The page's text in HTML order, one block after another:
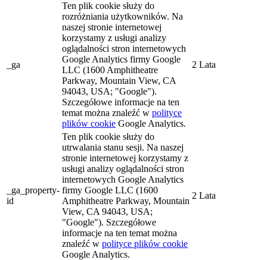
_ga
Ten plik cookie służy do
rozróżniania użytkowników. Na
naszej stronie internetowej
korzystamy z usługi analizy
oglądalności stron internetowych
Google Analytics firmy Google
LLC (1600 Amphitheatre
Parkway, Mountain View, CA
94043, USA; "Google").
Szczegółowe informacje na ten
temat można znaleźć w polityce
plików cookie Google Analytics.
2 Lata
_ga_property-
id
Ten plik cookie służy do
utrwalania stanu sesji. Na naszej
stronie internetowej korzystamy z
usługi analizy oglądalności stron
internetowych Google Analytics
firmy Google LLC (1600
Amphitheatre Parkway, Mountain
View, CA 94043, USA;
"Google"). Szczegółowe
informacje na ten temat można
znaleźć w polityce plików cookie
Google Analytics.
2 Lata